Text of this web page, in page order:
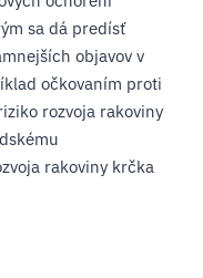
sa dá predísť
objavov v
očkovaním proti
rozvoja rakoviny
rakoviny krčka